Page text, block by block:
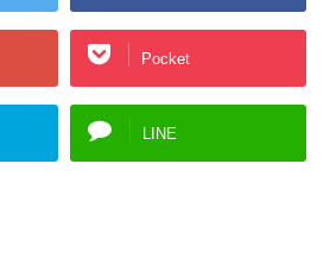
Pocket
LINE